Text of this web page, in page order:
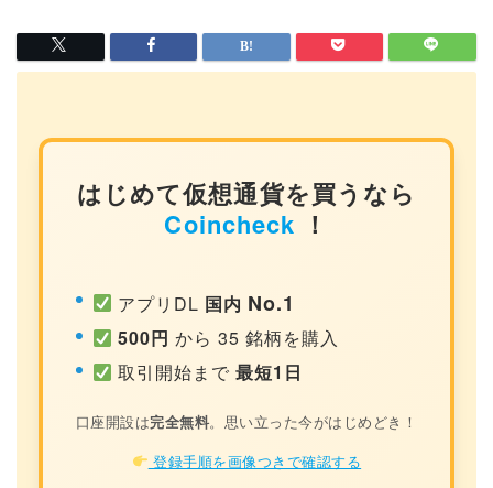
はじめて仮想通貨を買うなら
Coincheck ！
アプリDL 国内 No.1
500円 から 35 銘柄を購入
取引開始まで最短1日
口座開設は完全無料。思い立った今がはじめどき！
登録手順を画像つきで確認する